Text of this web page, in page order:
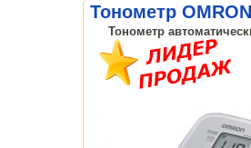
Тонометр
Тонометр